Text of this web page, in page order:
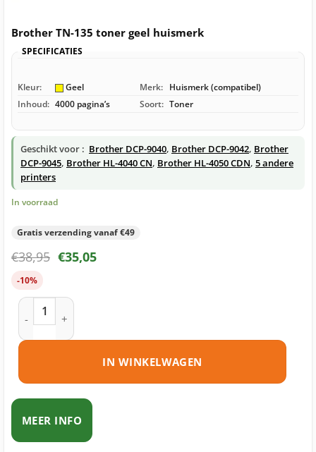
Brother TN-135 toner geel huismerk
SPECIFICATIES
Kleur: Geel Merk: Huismerk (compatibel)
Inhoud: 4000 pagina’s Soort: Toner
Geschikt voor : Brother DCP-9040, Brother DCP-9042, Brother
DCP-9045, Brother HL-4040 CN, Brother HL-4050 CDN, 5 andere
printers
In voorraad
Gratis verzending vanaf €49
€38,95 €35,05
-10%
Brother TN-135 toner geel huismerk aantal
IN WINKELWAGEN
MEER INFO